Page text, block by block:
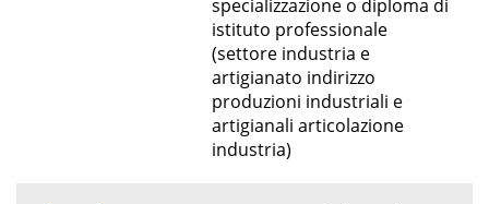
specializzazione o diploma di
istituto professionale
(settore industria e
artigianato indirizzo
produzioni industriali e
artigianali articolazione
industria)